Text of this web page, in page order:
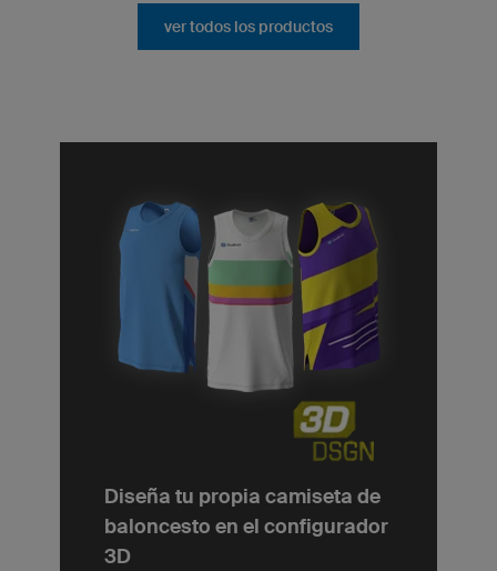
ver todos los productos
Diseña tu propia camiseta de
baloncesto en el configurador
3D